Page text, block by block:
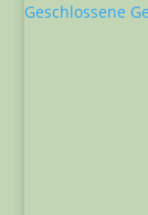
Geschlossene